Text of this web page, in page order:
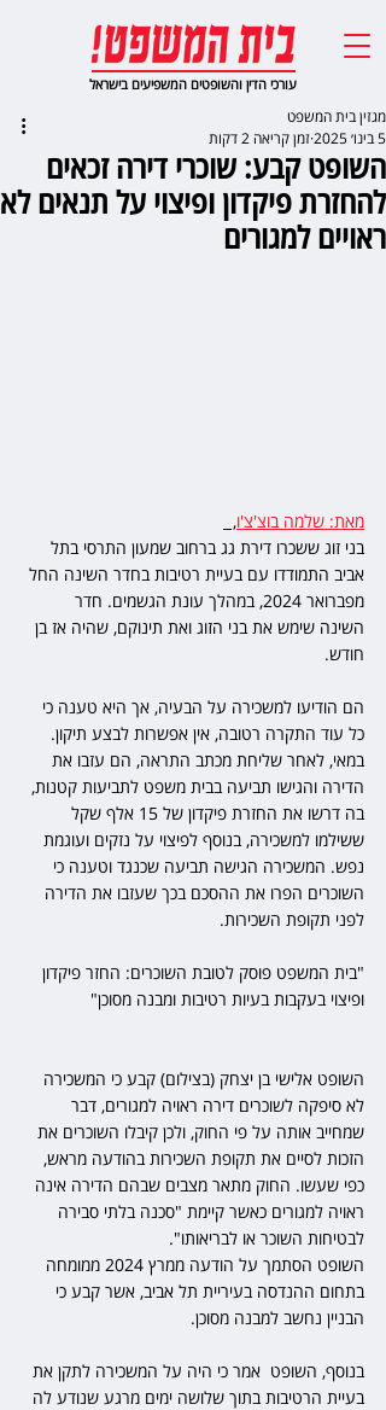
עורכי הדין והשופטים המשפיעים בישראל
השופט קבע: שוכרי דירה זכאים
להחזרת פיקדון ופיצוי על תנאים לא
ראויים למגורים
מגזין בית המשפט
5 בינו׳ 2025
זמן קריאה 2 דקות
מאת: שלמה בוצ'צ'ו,
בני זוג ששכרו דירת גג ברחוב שמעון התרסי בתל
אביב התמודדו עם בעיית רטיבות בחדר השינה החל
מפברואר 2024, במהלך עונת הגשמים. חדר
השינה שימש את בני הזוג ואת תינוקם, שהיה אז בן
חודש.
הם הודיעו למשכירה על הבעיה, אך היא טענה כי
כל עוד התקרה רטובה, אין אפשרות לבצע תיקון.
במאי, לאחר שליחת מכתב התראה, הם עזבו את
הדירה והגישו תביעה בבית משפט לתביעות קטנות,
בה דרשו את החזרת פיקדון של 15 אלף שקל
ששילמו למשכירה, בנוסף לפיצוי על נזקים ועוגמת
נפש. המשכירה הגישה תביעה שכנגד וטענה כי
השוכרים הפרו את ההסכם בכך שעזבו את הדירה
לפני תקופת השכירות.
"בית המשפט פוסק לטובת השוכרים: החזר פיקדון
ופיצוי בעקבות בעיות רטיבות ומבנה מסוכן"
השופט אלישי בן יצחק (בצילום) קבע כי המשכירה
לא סיפקה לשוכרים דירה ראויה למגורים, דבר
שמחייב אותה על פי החוק, ולכן קיבלו השוכרים את
הזכות לסיים את תקופת השכירות בהודעה מראש,
כפי שעשו. החוק מתאר מצבים שבהם הדירה אינה
ראויה למגורים כאשר קיימת "סכנה בלתי סבירה
לבטיחות השוכר או לבריאותו".
השופט הסתמך על הודעה ממרץ 2024 ממומחה
בתחום ההנדסה בעיריית תל אביב, אשר קבע כי
הבניין נחשב למבנה מסוכן.
בנוסף, השופט  אמר כי היה על המשכירה לתקן את
בעיית הרטיבות בתוך שלושה ימים מרגע שנודע לה